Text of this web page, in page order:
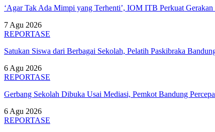
‘Agar Tak Ada Mimpi yang Terhenti’, IOM ITB Perkuat
7 Agu 2026
REPORTASE
Satukan Siswa dari Berbagai Sekolah, Pelatih Paskibraka
6 Agu 2026
REPORTASE
Gerbang Sekolah Dibuka Usai Mediasi, Pemkot Bandung
6 Agu 2026
REPORTASE